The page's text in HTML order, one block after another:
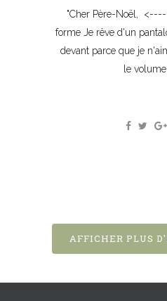
"Cher Père-Noël,
forme Je rêve d'un
devant parce que je
le volume
AFFICHER PLUS